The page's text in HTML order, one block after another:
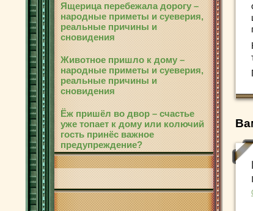
Ящерица перебежала дорогу –
народные приметы и суеверия,
реальные причины и
сновидения
Животное пришло к дому –
народные приметы и суеверия,
реальные причины и
сновидения
Ёж пришёл во двор – счастье
уже топает к дому или колючий
гость принёс важное
предупреждение?